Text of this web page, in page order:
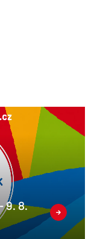
9. 8.